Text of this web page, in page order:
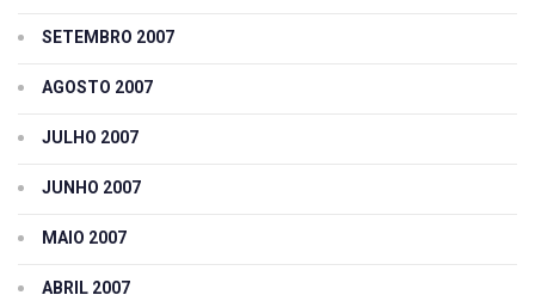
SETEMBRO 2007
AGOSTO 2007
JULHO 2007
JUNHO 2007
MAIO 2007
ABRIL 2007